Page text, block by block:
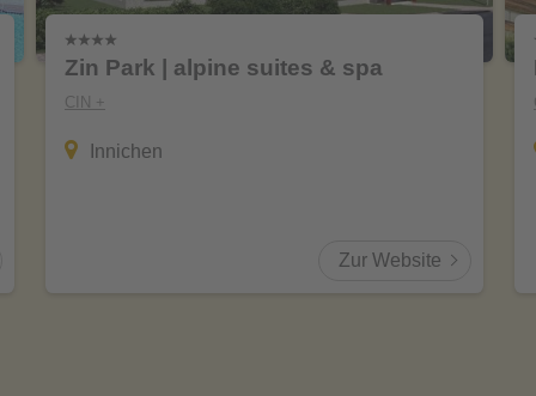
Zin Park | alpine suites & spa
CIN +
Innichen
Zur Website